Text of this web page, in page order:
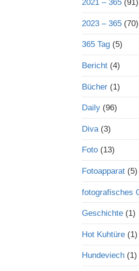
2021 – 365(91)
2023 – 365(70)
365 Tag(5)
Bericht(4)
Bücher(1)
Daily(96)
Diva(3)
Foto(13)
Fotoapparat(5)
fotografisches
Geschichte(1)
Hot Kuhtüre(1)
Hundeviech(1)